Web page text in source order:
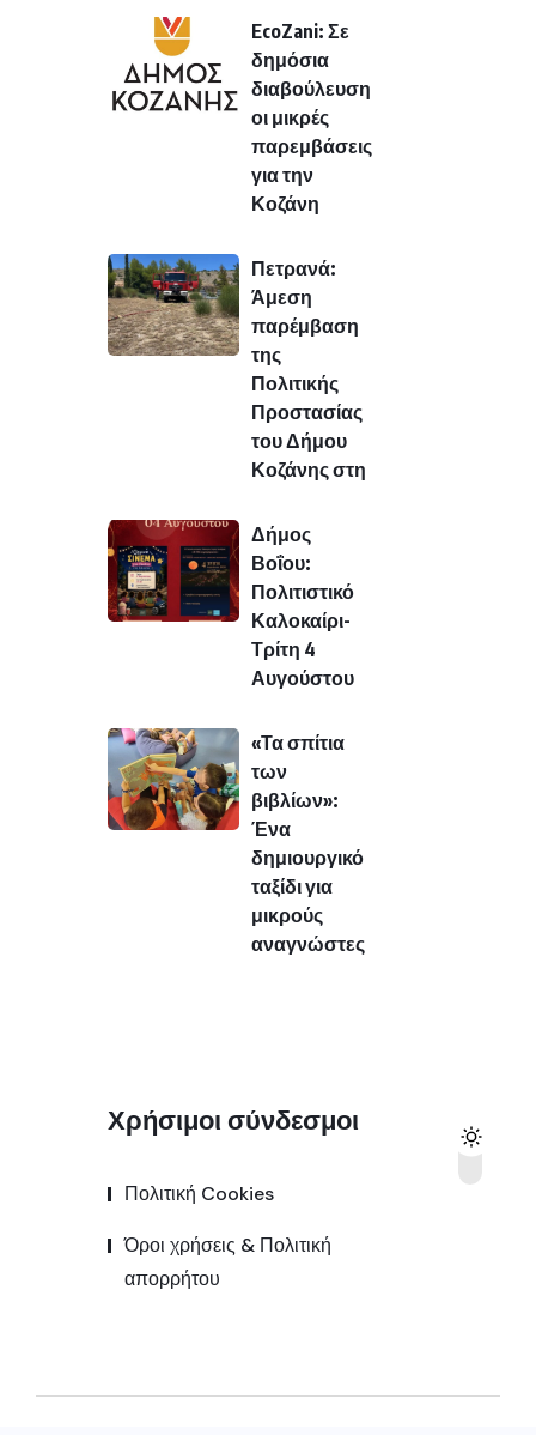
EcoZani: Σε
δημόσια
διαβούλευση
οι μικρές
παρεμβάσεις
για την
Κοζάνη
Πετρανά:
Άμεση
παρέμβαση
της
Πολιτικής
Προστασίας
του Δήμου
Κοζάνης στη
Δήμος
Βοΐου:
Πολιτιστικό
Καλοκαίρι-
Τρίτη 4
Αυγούστου
«Τα σπίτια
των
βιβλίων»:
Ένα
δημιουργικό
ταξίδι για
μικρούς
αναγνώστες
Χρήσιμοι σύνδεσμοι
Πολιτική Cookies
Όροι χρήσεις & Πολιτική
απορρήτου